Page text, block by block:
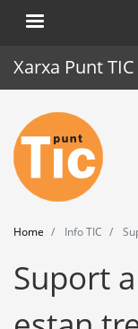
Xarxa Punt TIC
Home
Punt TIC
News
Events
Training
Home Info TIC
Suport